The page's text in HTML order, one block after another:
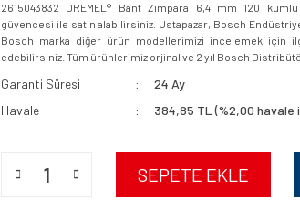
2615043832 DREMEL® Bant Zımpara 6,4 mm 120
güvencesi ile satın alabilirsiniz. Ustapazar, Bosch
Bosch marka diğer ürün modellerimizi incelemek için
edebilirsiniz. Tüm ürünlerimiz orjinal ve 2 yıl Bosch
Garanti Süresi
24 Ay
Havale
384,85 TL (%2,00 havale
SEPETE EKLE